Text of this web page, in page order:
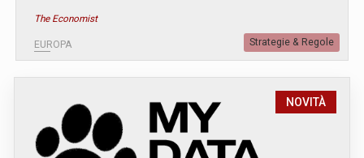
The Economist
EUROPA Strategie & Regole
NOVITÀ